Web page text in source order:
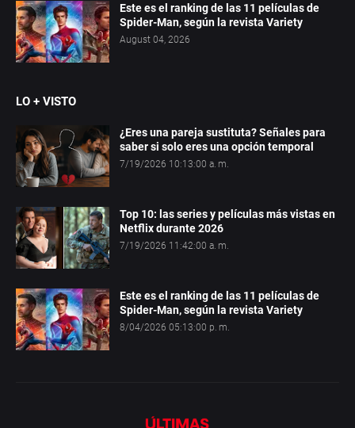
Este es el ranking de las 11 películas de
Spider-Man, según la revista Variety
August 04, 2026
LO + VISTO
¿Eres una pareja sustituta? Señales para
saber si solo eres una opción temporal
7/19/2026 10:13:00 a. m.
Top 10: las series y películas más vistas en
Netflix durante 2026
7/19/2026 11:42:00 a. m.
Este es el ranking de las 11 películas de
Spider-Man, según la revista Variety
8/04/2026 05:13:00 p. m.